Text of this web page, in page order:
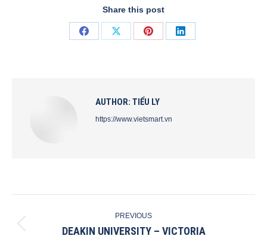
Share this post
Share
Share
Share
Share
AUTHOR: TIỂU LY
https://www.vietsmart.vn
NAVIGATION
PREVIOUS
Previous
DEAKIN UNIVERSITY – VICTORIA